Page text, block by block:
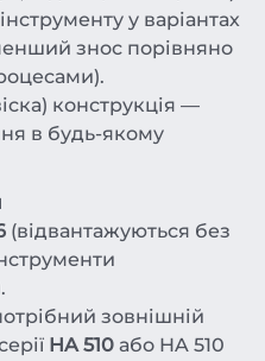
у варіантах
знос порівняно
конструкція —
в будь-якому
(відвантажуються без
зовнішній
HA 510 або HA 510